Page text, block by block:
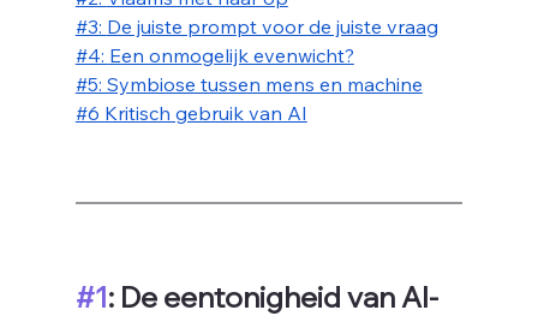
#3: De juiste prompt voor de juiste vraag
#4: Een onmogelijk evenwicht?
#5: Symbiose tussen mens en machine
#6 Kritisch gebruik van AI
#1: De eentonigheid van AI-